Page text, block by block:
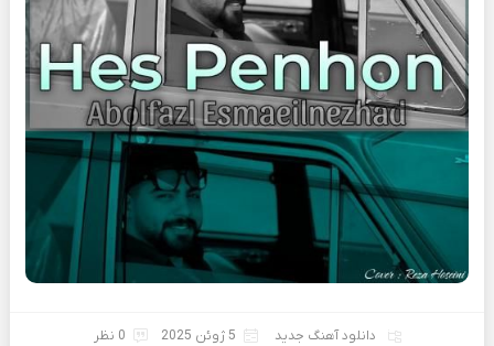
دانلود آهنگ جدید 5 ژوئن 2025 0 نظر